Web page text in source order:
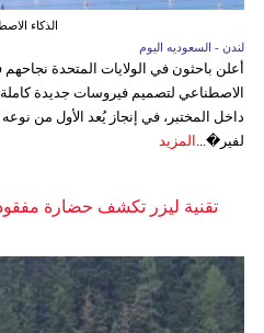
الذكاء
لندن - السعوديه اليوم
أعلن باحثون في الولايات المتحدة
الاصطناعي لتصميم فيروسات جديدة كاملة
داخل المختبر، في إنجاز يُعد الأول من
لفير�... المزيد
تقنية ليزر تكشف حضارة